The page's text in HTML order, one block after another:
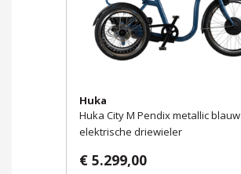
Huka
Huka City M Pendix metallic blauw
elektrische driewieler
€ 5.299,00